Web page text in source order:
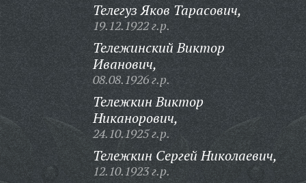
Телегуз Яков Тарасович,
19.12.1922 г.р.
Тележинский Виктор
Иванович,
08.08.1926 г.р.
Тележкин Виктор
Никанорович,
24.10.1925 г.р.
Тележкин Сергей Николаевич,
12.10.1923 г.р.